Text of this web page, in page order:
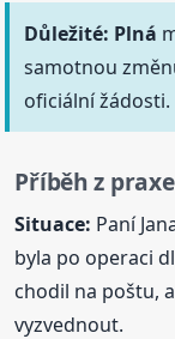
Důležité: Plná
samotnou
oficiální žádosti.
Příběh z
Situace: Paní
byla po operaci
chodil na poštu,
vyzvednout.